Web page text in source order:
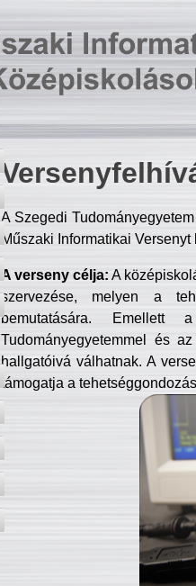
A Szegedi
Műszaki Informatikai
A verseny célja: A
szervezése, melyen a
bemutatására. Emellett
Tudományegyetemmel és
hallgatóivá válhatnak. A
támogatja a